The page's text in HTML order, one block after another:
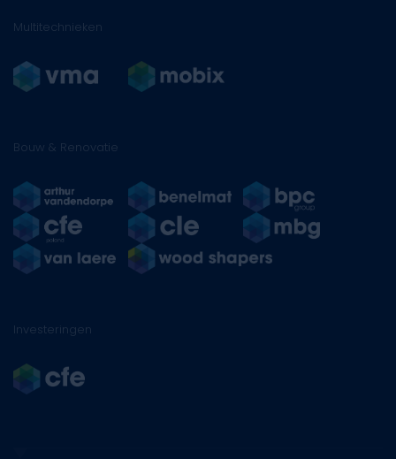
Multitechnieken
Bouw & Renovatie
Investeringen